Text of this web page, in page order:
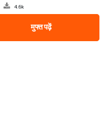
4.6k
मुफ्त पढ़ें